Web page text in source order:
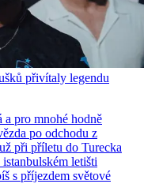
přivítaly legendu
a pro mnohé hodně
po odchodu z
při příletu do Turecka
letišti
s příjezdem světové